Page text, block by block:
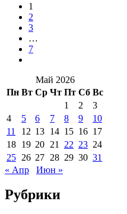
1
2
3
…
7
Май 2026
Пн Вт Ср Чт Пт Сб Вс
1
2
3
4
5 6 7 8 9
10
11
12 13 14 15 16 17
18 19 20 21 22 23 24
25 26 27 28 29 30 31
« Апр
Июн »
Рубрики